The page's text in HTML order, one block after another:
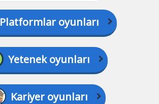
Platformlar oyunları
Yetenek oyunları
Kariyer oyunları